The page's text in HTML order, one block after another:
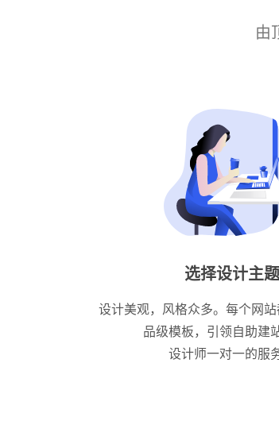
由
选择设计主题
设计美观，风格众多。每个网
品级模板，引领自助建
设计师一对一的服